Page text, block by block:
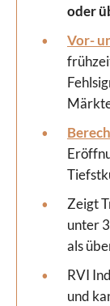
oder
Vor-
Zeigt
unter
als
RVI
und